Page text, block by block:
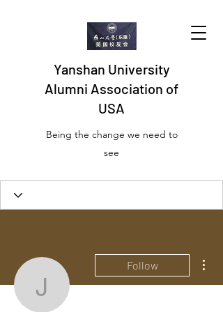
Yanshan University
Alumni Association of
USA
Being the change we need to
see
Profile
About
เว็บไซต์พนันออนไลน์ สมัครเอ็มจี
jaruneieiei2023
Follow